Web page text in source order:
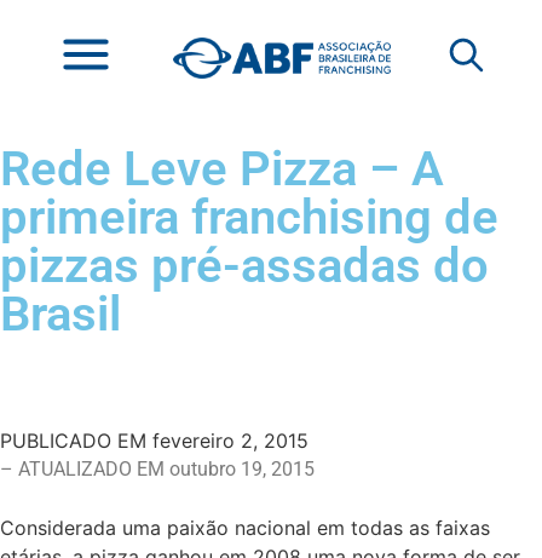
Rede Leve Pizza – A
primeira franchising de
pizzas pré-assadas do
Brasil
PUBLICADO EM fevereiro 2, 2015
– ATUALIZADO EM outubro 19, 2015
Considerada uma paixão nacional em todas as faixas